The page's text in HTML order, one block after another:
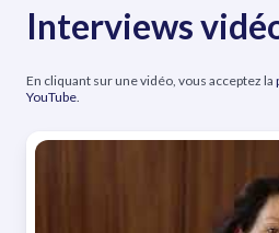
Interviews
En cliquant sur une vidéo, vous acceptez la
YouTube.